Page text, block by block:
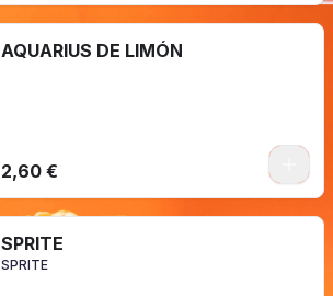
AQUARIUS DE LIMÓN
2,60 €
SPRITE
SPRITE